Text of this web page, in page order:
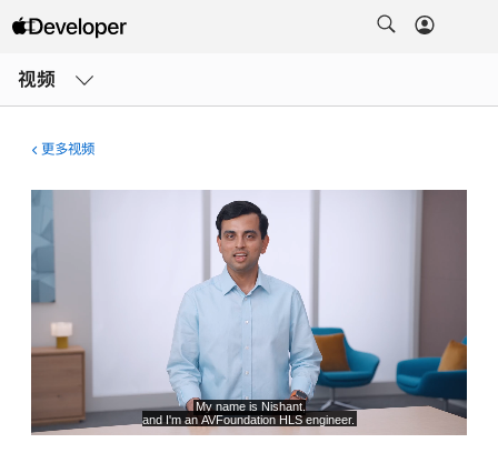
视频
单
更多视频